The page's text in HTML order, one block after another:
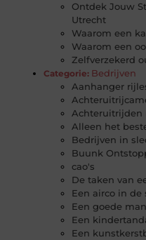
Ontdek Jouw
Utrecht
Waarom een
Waarom een
Zelfverzekerd
Categorie: Bedrijven
Aanhanger
Achteruitrijden
Alleen het
Bedrijven in
Buunk
cao's
De taken van
Een airco in de
Een goede
Een
Een